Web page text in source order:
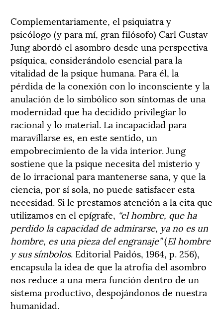
Complementariamente, el psiquiatra y
psicólogo (y para mí, gran filósofo) Carl Gustav
Jung abordó el asombro desde una perspectiva
psíquica, considerándolo esencial para la
vitalidad de la psique humana. Para él, la
pérdida de la conexión con lo inconsciente y la
anulación de lo simbólico son síntomas de una
modernidad que ha decidido privilegiar lo
racional y lo material. La incapacidad para
maravillarse es, en este sentido, un
empobrecimiento de la vida interior. Jung
sostiene que la psique necesita del misterio y
de lo irracional para mantenerse sana, y que la
ciencia, por sí sola, no puede satisfacer esta
necesidad. Si le prestamos atención a la cita que
utilizamos en el epígrafe, “el hombre, que ha
perdido la capacidad de admirarse, ya no es un
hombre, es una pieza del engranaje”(El hombre
y sus símbolos. Editorial Paidós, 1964, p. 256),
encapsula la idea de que la atrofia del asombro
nos reduce a una mera función dentro de un
sistema productivo, despojándonos de nuestra
humanidad.